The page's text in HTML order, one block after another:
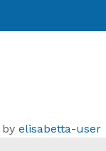
via la II
da
by elisabetta-user